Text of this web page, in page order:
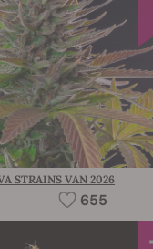
STRAINS VAN 2026
655